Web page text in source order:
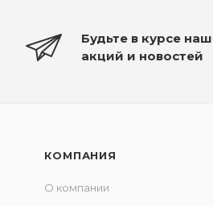
Будьте в курсе
акций и новостей
КОМПАНИЯ
О компании